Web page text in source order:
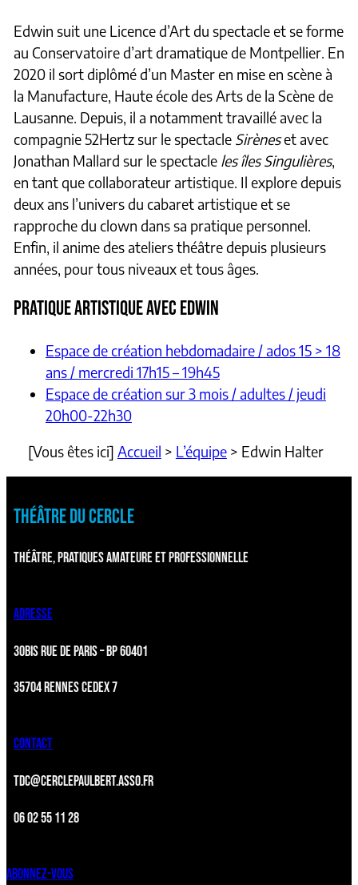
Edwin suit une Licence d’Art du spectacle et se forme
au Conservatoire d’art dramatique de Montpellier. En
2020 il sort diplômé d’un Master en mise en scène à
la Manufacture, Haute école des Arts de la Scène de
Lausanne. Depuis, il a notamment travaillé avec la
compagnie 52Hertz sur le spectacle Sirèneset avec
Jonathan Mallard sur le spectacle les îles Singulières,
en tant que collaborateur artistique. Il explore depuis
deux ans l’univers du cabaret artistique et se
rapproche du clown dans sa pratique personnel.
Enfin, il anime des ateliers théâtre depuis plusieurs
années, pour tous niveaux et tous âges.
PRATIQUE ARTISTIQUE AVEC EDWIN
Espace de création hebdomadaire / ados 15 > 18
ans / mercredi 17h15 – 19h45
Espace de création sur 3 mois / adultes / jeudi
20h00-22h30
[Vous êtes ici] Accueil > L’équipe> Edwin Halter
THÉÂTRE DU CERCLE
THÉÂTRE, PRATIQUES AMATEURE ET PROFESSIONNELLE
ADRESSE
30BIS RUE DE PARIS – BP 60401
35704 RENNES CEDEX 7
CONTACT
TDC@CERCLEPAULBERT.ASSO.FR
06 02 55 11 28
ABONNEZ-VOUS